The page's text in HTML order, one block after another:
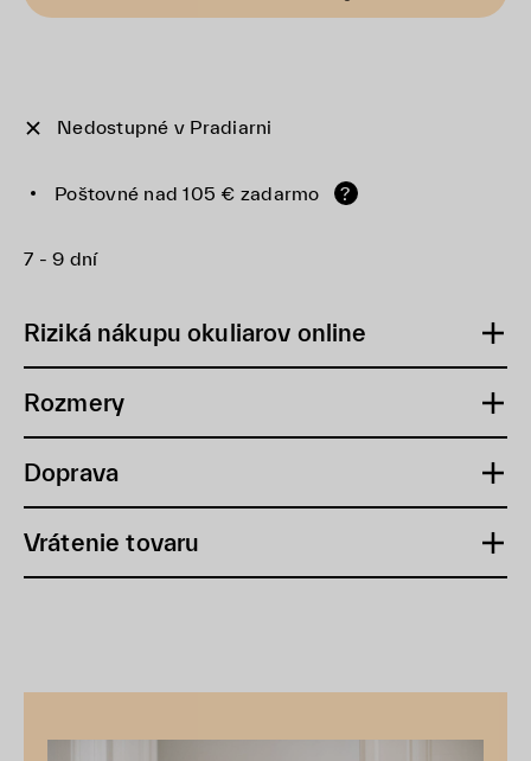
Nedostupné v Pradiarni
Poštovné nad 105 € zadarmo ?
7 - 9 dní
Riziká nákupu okuliarov online
Rozmery
Doprava
Vrátenie tovaru